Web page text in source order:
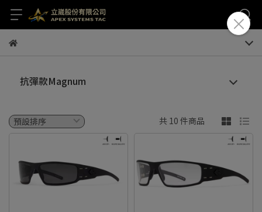
抗彈款Magnum
共 10 件商品